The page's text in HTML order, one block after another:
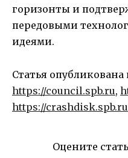
горизонты и
передовыми
идеями.
Статья
https://council.spb.ru,
https://crashdisk.spb.ru
Оцените